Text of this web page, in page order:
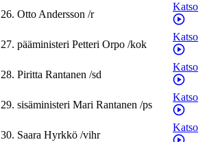
26. OttoAndersson /r
Katso
27. pääministeri Petteri Orpo /kok
Katso
28. Piritta Rantanen /sd
Katso
29. sisäministeri Mari Rantanen /ps
Katso
30. Saara Hyrkkö /vihr
Katso